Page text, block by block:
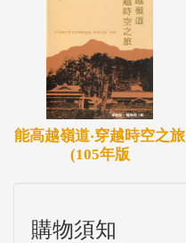
能高越嶺道‧穿越時空之旅
(105年版
購物須知